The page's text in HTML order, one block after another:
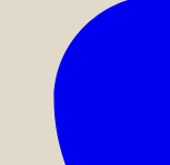
Heldenkraut
Menge